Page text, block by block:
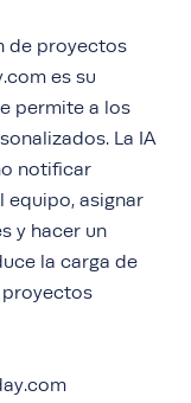
de proyectos
es su
permite a los
La IA
notificar
equipo, asignar
y hacer un
la carga de
proyectos